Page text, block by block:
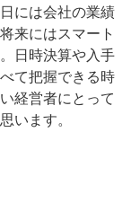
には会社の業績
来にはスマート
日時決算や入手
て把握できる時
経営者にとって
います。